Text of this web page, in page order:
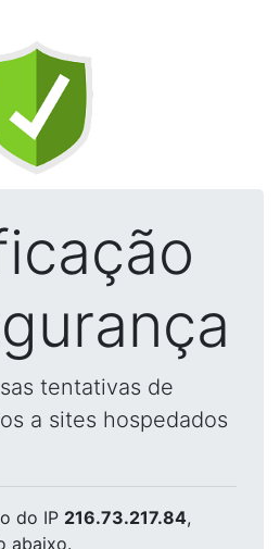
tentativas de
a sites hospedados
do IP 216.73.217.84,
abaixo.